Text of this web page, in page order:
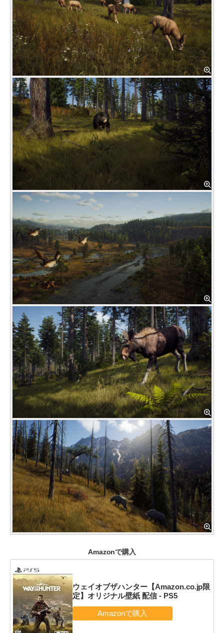
Amazonで購入
ウェイオブザハンター【Amazon.co.jp限
定】オリジナル壁紙 配信 - PS5